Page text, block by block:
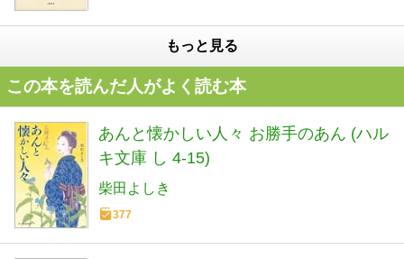
もっと見る
この本を読んだ人がよく読む本
あんと懐かしい人々 お勝手のあん (ハル
キ文庫 し 4-15)
柴田よしき
377